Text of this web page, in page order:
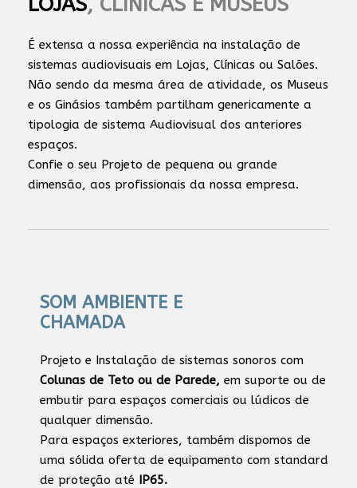
É extensa a nossa experiência na instalação de
sistemas audiovisuais em Lojas, Clínicas ou Salões.
Não sendo da mesma área de atividade, os Museus
e os Ginásios também partilham genericamente a
tipologia de sistema Audiovisual dos anteriores
espaços.
Confie o seu Projeto de pequena ou grande
dimensão, aos profissionais da nossa empresa.
SOM AMBIENTE E
CHAMADA
Projeto e Instalação de sistemas sonoros com
Colunas de Teto ou de Parede, em suporte ou de
embutir para espaços comerciais ou lúdicos de
qualquer dimensão.
Para espaços exteriores, também dispomos de
uma sólida oferta de equipamento com standard
de proteção até IP65.